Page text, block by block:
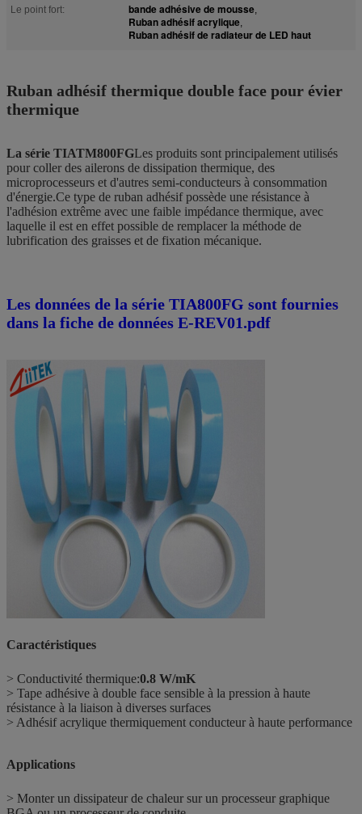
Le point fort:
bande adhésive de mousse,
Ruban adhésif acrylique,
Ruban adhésif de radiateur de LED haut
Ruban adhésif thermique double face pour évier
thermique
La série TIATM800FGLes produits sont principalement utilisés
pour coller des ailerons de dissipation thermique, des
microprocesseurs et d'autres semi-conducteurs à consommation
d'énergie.Ce type de ruban adhésif possède une résistance à
l'adhésion extrême avec une faible impédance thermique, avec
laquelle il est en effet possible de remplacer la méthode de
lubrification des graisses et de fixation mécanique.
Les données de la série TIA800FG sont fournies
dans la fiche de données E-REV01.pdf
Caractéristiques
> Conductivité thermique:0.8 W/mK
> Tape adhésive à double face sensible à la pression à haute
résistance à la liaison à diverses surfaces
> Adhésif acrylique thermiquement conducteur à haute performance
Applications
> Monter un dissipateur de chaleur sur un processeur graphique